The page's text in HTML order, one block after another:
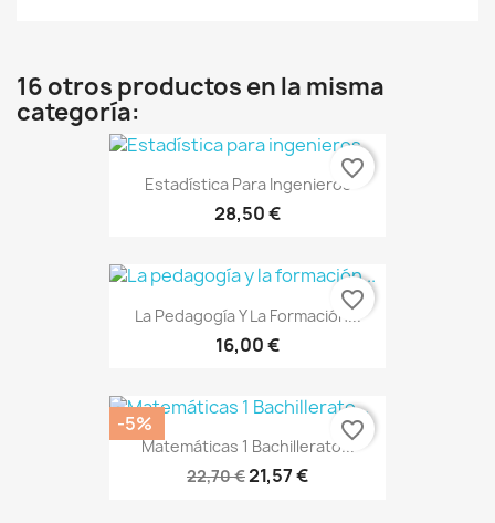
16 otros productos en la misma
categoría:
Estadística Para Ingenieros
28,50 €
favorite_border
La Pedagogía Y La Formación...
16,00 €
favorite_border
Matemáticas 1 Bachillerato...
22,70 €21,57 €
-5% favorite_border